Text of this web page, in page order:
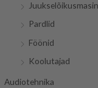
Pardlid
Föönid
Koolutajad
Audiotehnika